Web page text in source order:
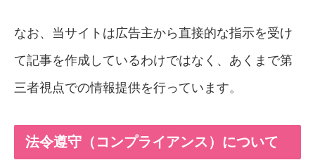
なお、当サイトは広告主から直接的な指示を受け
て記事を作成しているわけではなく、あくまで第
三者視点での情報提供を行っています。
法令遵守（コンプライアンス）について